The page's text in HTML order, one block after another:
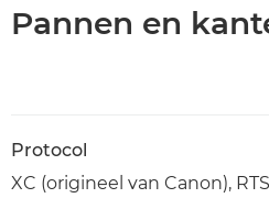
Pannen en
Protocol
XC (origineel van Canon),